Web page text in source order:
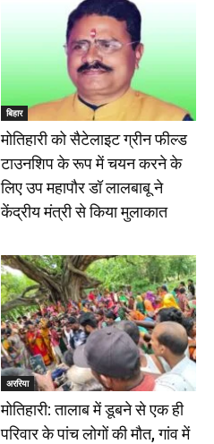
बिहार
मोतिहारी को सैटेलाइट ग्रीन फील्ड
टाउनशिप के रूप में चयन करने के
लिए उप महापौर डॉ लालबाबू ने
केंद्रीय मंत्री से किया मुलाकात
अररिया
मोतिहारी: तालाब में डूबने से एक ही
परिवार के पांच लोगों की मौत, गांव में